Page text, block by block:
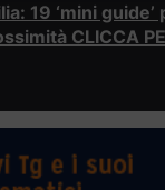
19 ‘mini
CLICCA